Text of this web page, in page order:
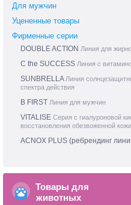
Для мужчин
Уцененные товары
Фирменные серии
DOUBLE ACTION Линия для
C the SUCCESS Линия с
SUNBRELLA Линия
спектра действия
B FIRST Линия для мужчин
VITALISE Серия с гиалуроновой
восстановления обезвоженной
ACNOX PLUS (ребрендинг
Товары для
животных